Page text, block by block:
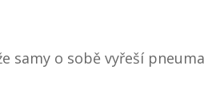
samy o sobě vyřeší